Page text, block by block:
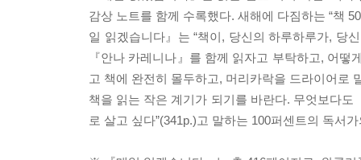
감상 노트를 함께 수록했다. 새해에 다짐하는 “책
일 읽겠습니다』는 “책이, 당신의 하루하루가, 당
『안나 카레니나』를 함께 읽자고 부탁하고, 어떻
고 책에 완전히 몰두하고, 머리카락을 드라이어로
책을 읽는 작은 계기가 되기를 바란다. 무엇보다
로 살고 싶다”(341p.)고 말하는 100퍼센트의 독서